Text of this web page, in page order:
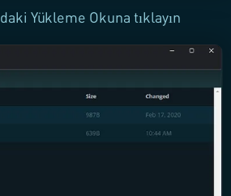
Yükleme Okuna tıklayın